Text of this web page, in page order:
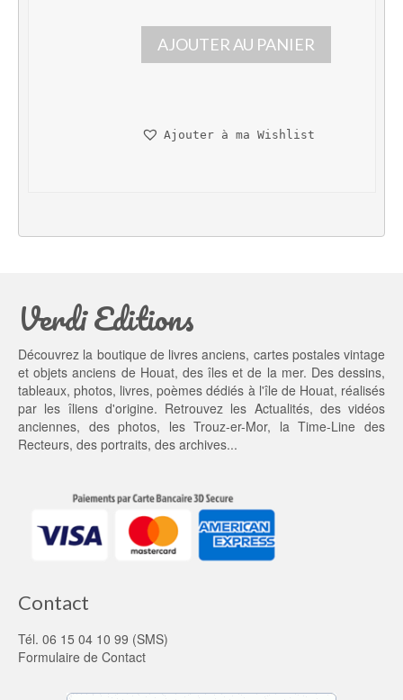
p
r
i
i
é
t :
0,
0
0 €.
p
r
i
t
s
AJOUTER AU PANIER
Ajouter à ma Wishlist
Verdi Editions
Découvrez la boutique de livres anciens, cartes postales vintage
et objets anciens de Houat, des îles et de la mer. Des dessins,
tableaux, photos, livres, poèmes dédiés à l'île de Houat, réalisés
par les îliens d'origine. Retrouvez les Actualités, des vidéos
anciennes, desphotos, lesTrouz-er-Mor, laTime-Line des
Recteurs, des portraits, des archives...
Contact
Tél. 06 15 04 10 99 (SMS)
Formulaire de Contact